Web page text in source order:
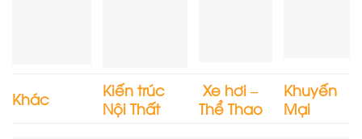
Khác
Kiến trúc
Nội Thất
Xe hơi –
Thể Thao
Khuyến
Mại